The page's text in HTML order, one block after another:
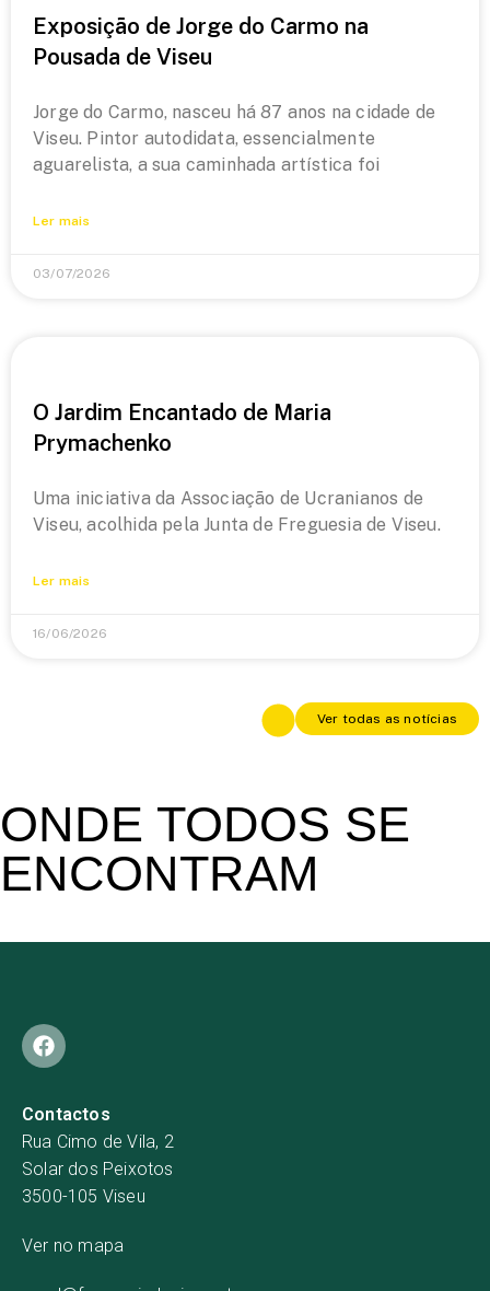
Exposição de Jorge do Carmo na
Pousada de Viseu
Jorge do Carmo, nasceu há 87 anos na cidade de
Viseu. Pintor autodidata, essencialmente
aguarelista, a sua caminhada artística foi
Ler mais
03/07/2026
O Jardim Encantado de Maria
Prymachenko
Uma iniciativa da Associação de Ucranianos de
Viseu, acolhida pela Junta de Freguesia de Viseu.
Ler mais
16/06/2026
Ver todas as notícias
ONDE TODOS SE
ENCONTRAM
Contactos
Rua Cimo de Vila, 2
Solar dos Peixotos
3500-105 Viseu
Ver no mapa